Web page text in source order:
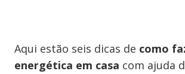
Aqui estão seis dicas de como
energética em casa com ajuda